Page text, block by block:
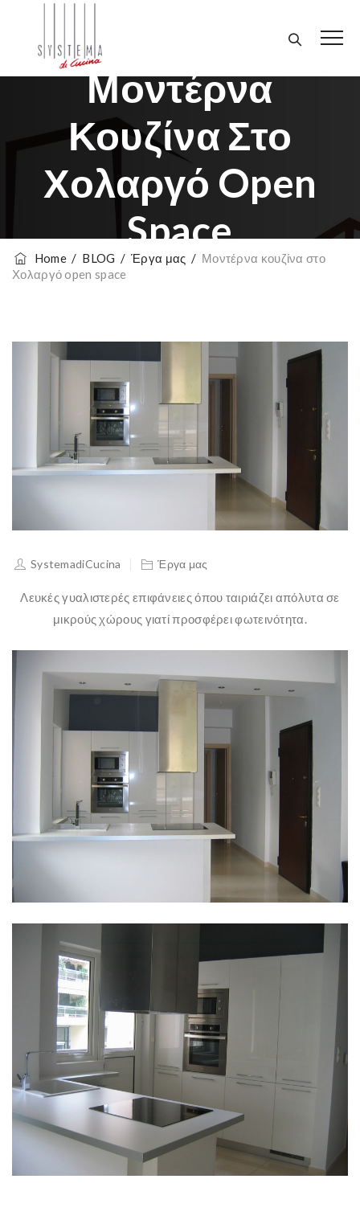
Μοντέρνα
Κουζίνα Στο
Χολαργό Open
Space
Home/ BLOG /Έργα μας / Μοντέρνα κουζίνα στο
Χολαργό open space
SystemadiCucina Έργα μας
Λευκές γυαλιστερές επιφάνειες όπου ταιριάζει απόλυτα σε
μικρούς χώρους γιατί προσφέρει φωτεινότητα.